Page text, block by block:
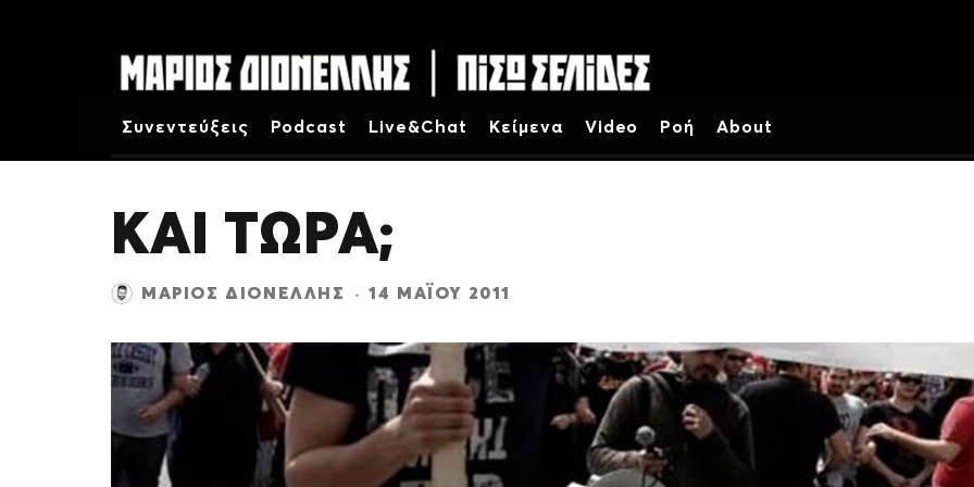
Συνεντεύξεις Podcast Live&Chat Κείμενα Video Ροή About
ΚΑΙ ΤΩΡΑ;
ΜΆΡΙΟΣ ΔΙΟΝΈΛΛΗΣ · 14 ΜΑΪ́ΟΥ 2011